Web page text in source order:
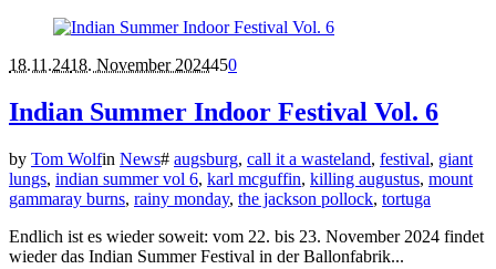
18.11.2418. November 2024450
Indian Summer Indoor Festival Vol. 6
by Tom Wolfin News# augsburg, call it a wasteland, festival, giant
lungs, indian summer vol 6, karl mcguffin, killing augustus, mount
gammaray burns, rainy monday, the jackson pollock, tortuga
Endlich ist es wieder soweit: vom 22. bis 23. November 2024 findet
wieder das Indian Summer Festival in der Ballonfabrik...